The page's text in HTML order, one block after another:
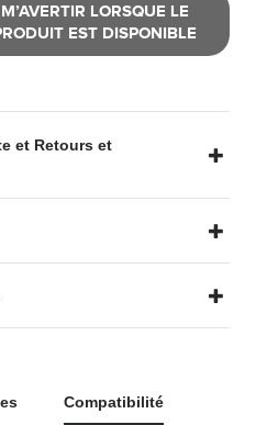
M’AVERTIR LORSQUE LE
EST DISPONIBLE
et Retours et
Compatibilité